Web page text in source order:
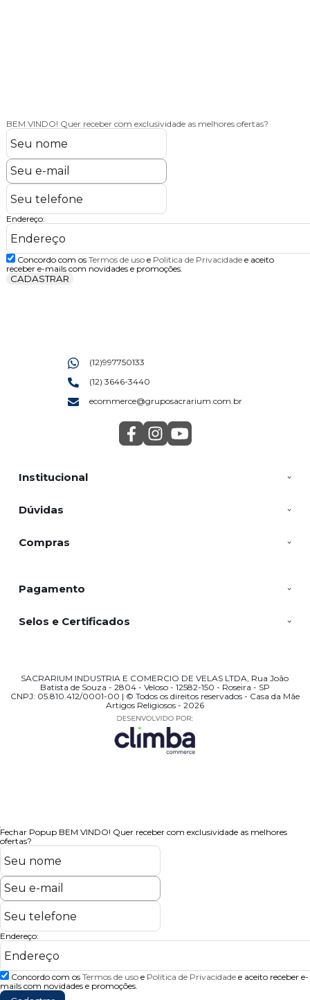
BEM VINDO! Quer receber com exclusividade as melhores ofertas?
Endereço:
Concordo com os Termos de usoe Politica de Privacidadee aceito
receber e-mails com novidades e promoções.
CADASTRAR
Institucional
Dúvidas
Compras
(12)997750133
(12) 3646-3440
ecommerce@gruposacrarium.com.br
Pagamento
Selos e Certificados
SACRARIUM INDUSTRIA E COMERCIO DE VELAS LTDA, Rua João
Batista de Souza - 2804 - Veloso - 12582-150 - Roseira - SP
CNPJ: 05.810.412/0001-00 | © Todos os direitos reservados - Casa da Mãe
Artigos Religiosos - 2026
Fechar Popup BEM VINDO! Quer receber com exclusividade as melhores
ofertas?
Endereço:
Concordo com os Termos de uso e Politica de Privacidade e aceito receber e-
mails com novidades e promoções.